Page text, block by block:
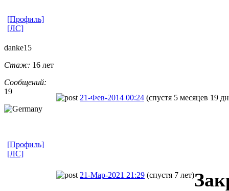
[Профиль]
[ЛС]
danke15
Стаж: 16 лет
Сообщений:
19
21-Фев-2014 00:24 (спустя 5 месяцев 19
[Профиль]
[ЛС]
21-Мар-2021 21:29 (спустя 7 лет)